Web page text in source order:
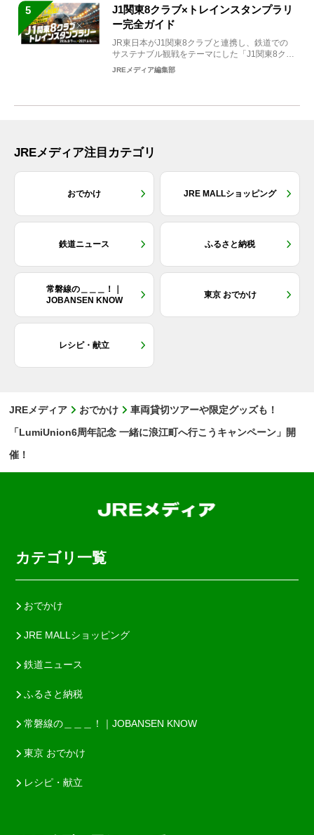
5
J1関東8クラブ×トレインスタンプラリ
ー完全ガイド
JR東日本がJ1関東8クラブと連携し、鉄道での
サステナブル観戦をテーマにした「J1関東8クラ
ブ×トレイン...
JREメディア編集部
JREメディア注目カテゴリ
おでかけ JRE MALLショッピング
鉄道ニュース ふるさと納税
常磐線の＿＿＿！｜
JOBANSEN KNOW
東京 おでかけ
レシピ・献立
JREメディア おでかけ
車両貸切ツアーや限定グッズも！
「LumiUnion6周年記念 一緒に浪江町へ行こうキャンペーン」開
催！
カテゴリ一覧
おでかけ
JRE MALLショッピング
鉄道ニュース
ふるさと納税
常磐線の＿＿＿！｜JOBANSEN KNOW
東京 おでかけ
レシピ・献立